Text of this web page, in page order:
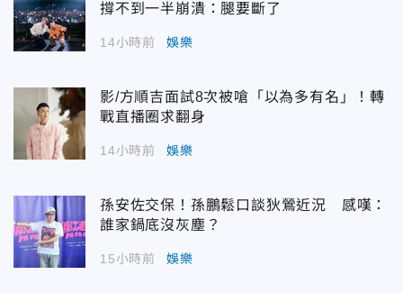
撐不到一半崩潰：腿要斷了
14小時前 娛樂
影/方順吉面試8次被嗆「以為多有名」！轉
戰直播圈求翻身
14小時前 娛樂
孫安佐交保！孫鵬鬆口談狄鶯近況 感嘆：
誰家鍋底沒灰塵？
15小時前 娛樂